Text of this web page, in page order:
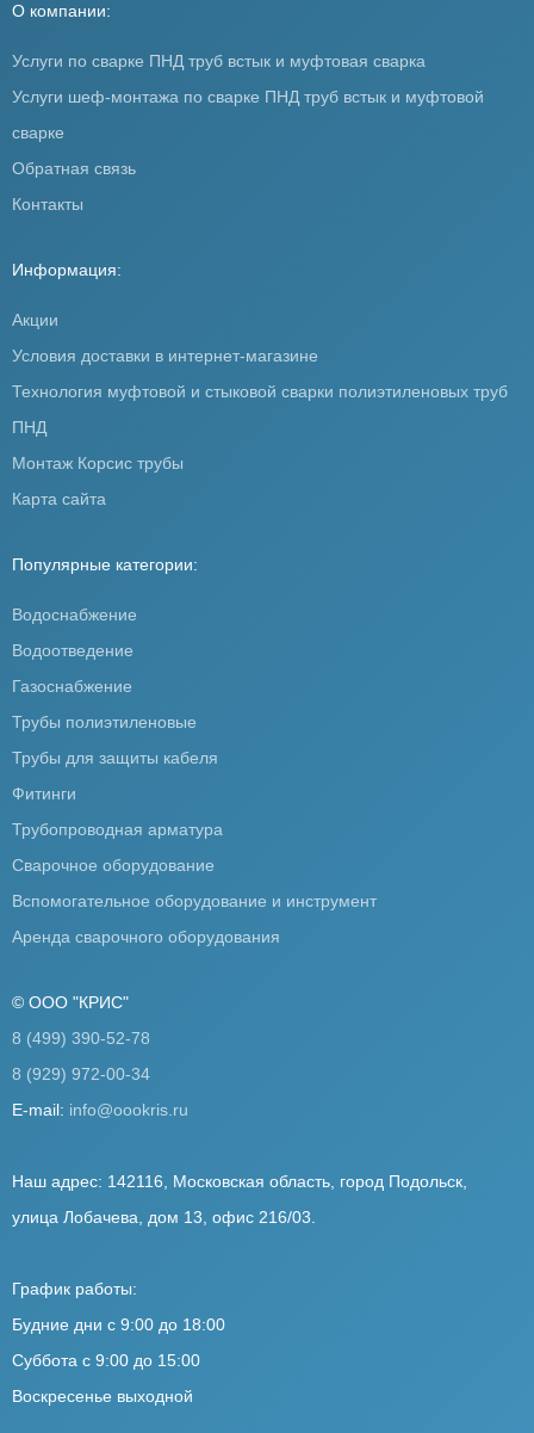
О компании:
Услуги по сварке ПНД труб встык и муфтовая сварка
Услуги шеф-монтажа по сварке ПНД труб встык и муфтовой
сварке
Обратная связь
Контакты
Информация:
Акции
Условия доставки в интернет-магазине
Технология муфтовой и стыковой сварки полиэтиленовых труб
ПНД
Монтаж Корсис трубы
Карта сайта
Популярные категории:
Водоснабжение
Водоотведение
Газоснабжение
Трубы полиэтиленовые
Трубы для защиты кабеля
Фитинги
Трубопроводная арматура
Сварочное оборудование
Вспомогательное оборудование и инструмент
Аренда сварочного оборудования
© ООО "КРИС"
8 (499) 390-52-78
8 (929) 972-00-34
E-mail: info@oookris.ru
Наш адрес: 142116, Московская область, город Подольск,
улица Лобачева, дом 13, офис 216/03.
График работы:
Будние дни с 9:00 до 18:00
Суббота с 9:00 до 15:00
Воскресенье выходной